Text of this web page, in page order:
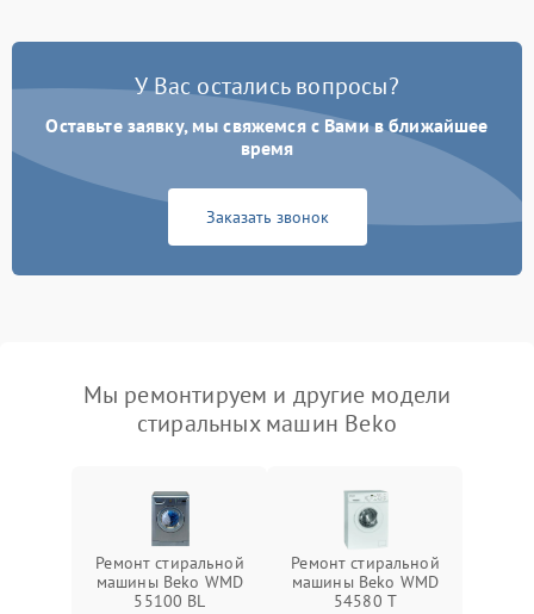
У Вас остались вопросы?
Оставьте заявку, мы свяжемся с Вами в ближайшее
время
Заказать звонок
Мы ремонтируем и другие модели
стиральных машин Beko
Ремонт стиральной
машины Beko WMD
55100 BL
Ремонт стиральной
машины Beko WMD
54580 T